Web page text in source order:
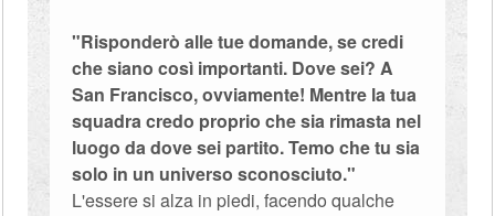
"Risponderò alle tue domande, se credi
che siano così importanti. Dove sei? A
San Francisco, ovviamente! Mentre la tua
squadra credo proprio che sia rimasta nel
luogo da dove sei partito. Temo che tu sia
solo in un universo sconosciuto."
L'essere si alza in piedi, facendo qualche